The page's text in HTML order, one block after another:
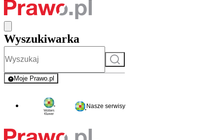
Wyszukiwarka
Szukaj
Moje Prawo.pl
- rejestracja i logowanie do serwisu
Nasze serwisy